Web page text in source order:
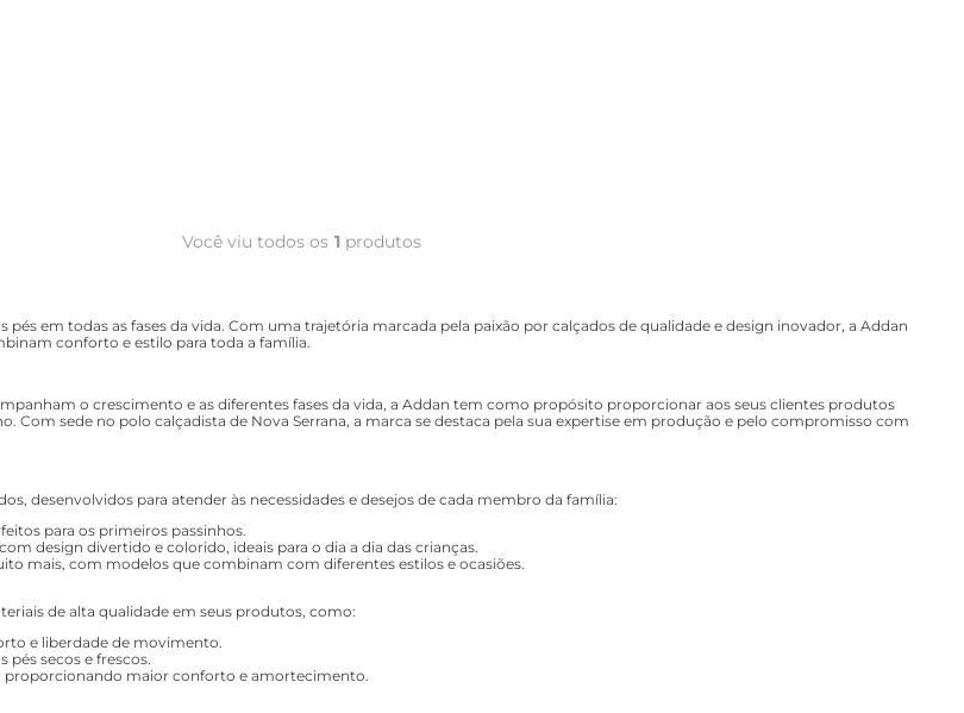
Você viu todos os 1 produtos
pés em todas as fases da vida. Com uma trajetória marcada pela paixão por calçados de qualidade e design inovador, a Addan
conforto e estilo para toda a família.
o crescimento e as diferentes fases da vida, a Addan tem como propósito proporcionar aos seus clientes produtos
Com sede no polo calçadista de Nova Serrana, a marca se destaca pela sua expertise em produção e pelo compromisso com
desenvolvidos para atender às necessidades e desejos de cada membro da família:
para os primeiros passinhos.
design divertido e colorido, ideais para o dia a dia das crianças.
mais, com modelos que combinam com diferentes estilos e ocasiões.
de alta qualidade em seus produtos, como:
e liberdade de movimento.
pés secos e frescos.
proporcionando maior conforto e amortecimento.